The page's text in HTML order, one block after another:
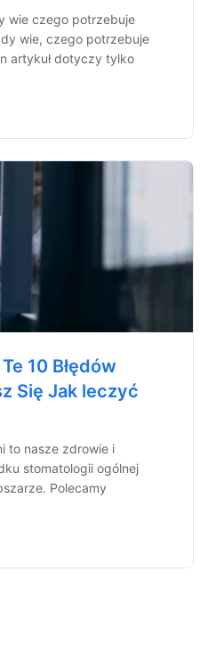
wie czego potrzebuje
wie, czego potrzebuje
artykuł dotyczy tylko
10 Błędów
Się Jak leczyć
to nasze zdrowie i
stomatologii ogólnej
Polecamy